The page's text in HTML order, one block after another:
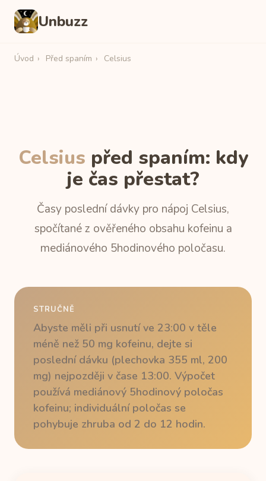
Unbuzz
Úvod › Před spaním › Celsius
Celsius před spaním: kdy
je čas přestat?
Časy poslední dávky pro nápoj Celsius,
spočítané z ověřeného obsahu kofeinu a
mediánového 5hodinového poločasu.
STRUČNĚ
Abyste měli při usnutí ve 23:00 v těle
méně než 50 mg kofeinu, dejte si
poslední dávku (plechovka 355 ml, 200
mg) nejpozději v čase 13:00. Výpočet
používá mediánový 5hodinový poločas
kofeinu; individuální poločas se
pohybuje zhruba od 2 do 12 hodin.